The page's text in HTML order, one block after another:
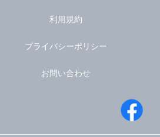
利用規約
プライバシーポリシー
お問い合わせ